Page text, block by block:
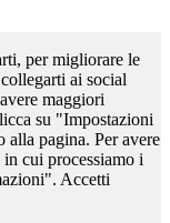
per migliorare le
ai social
maggiori
su "Impostazioni
pagina. Per avere
cui processiamo i
Accetti